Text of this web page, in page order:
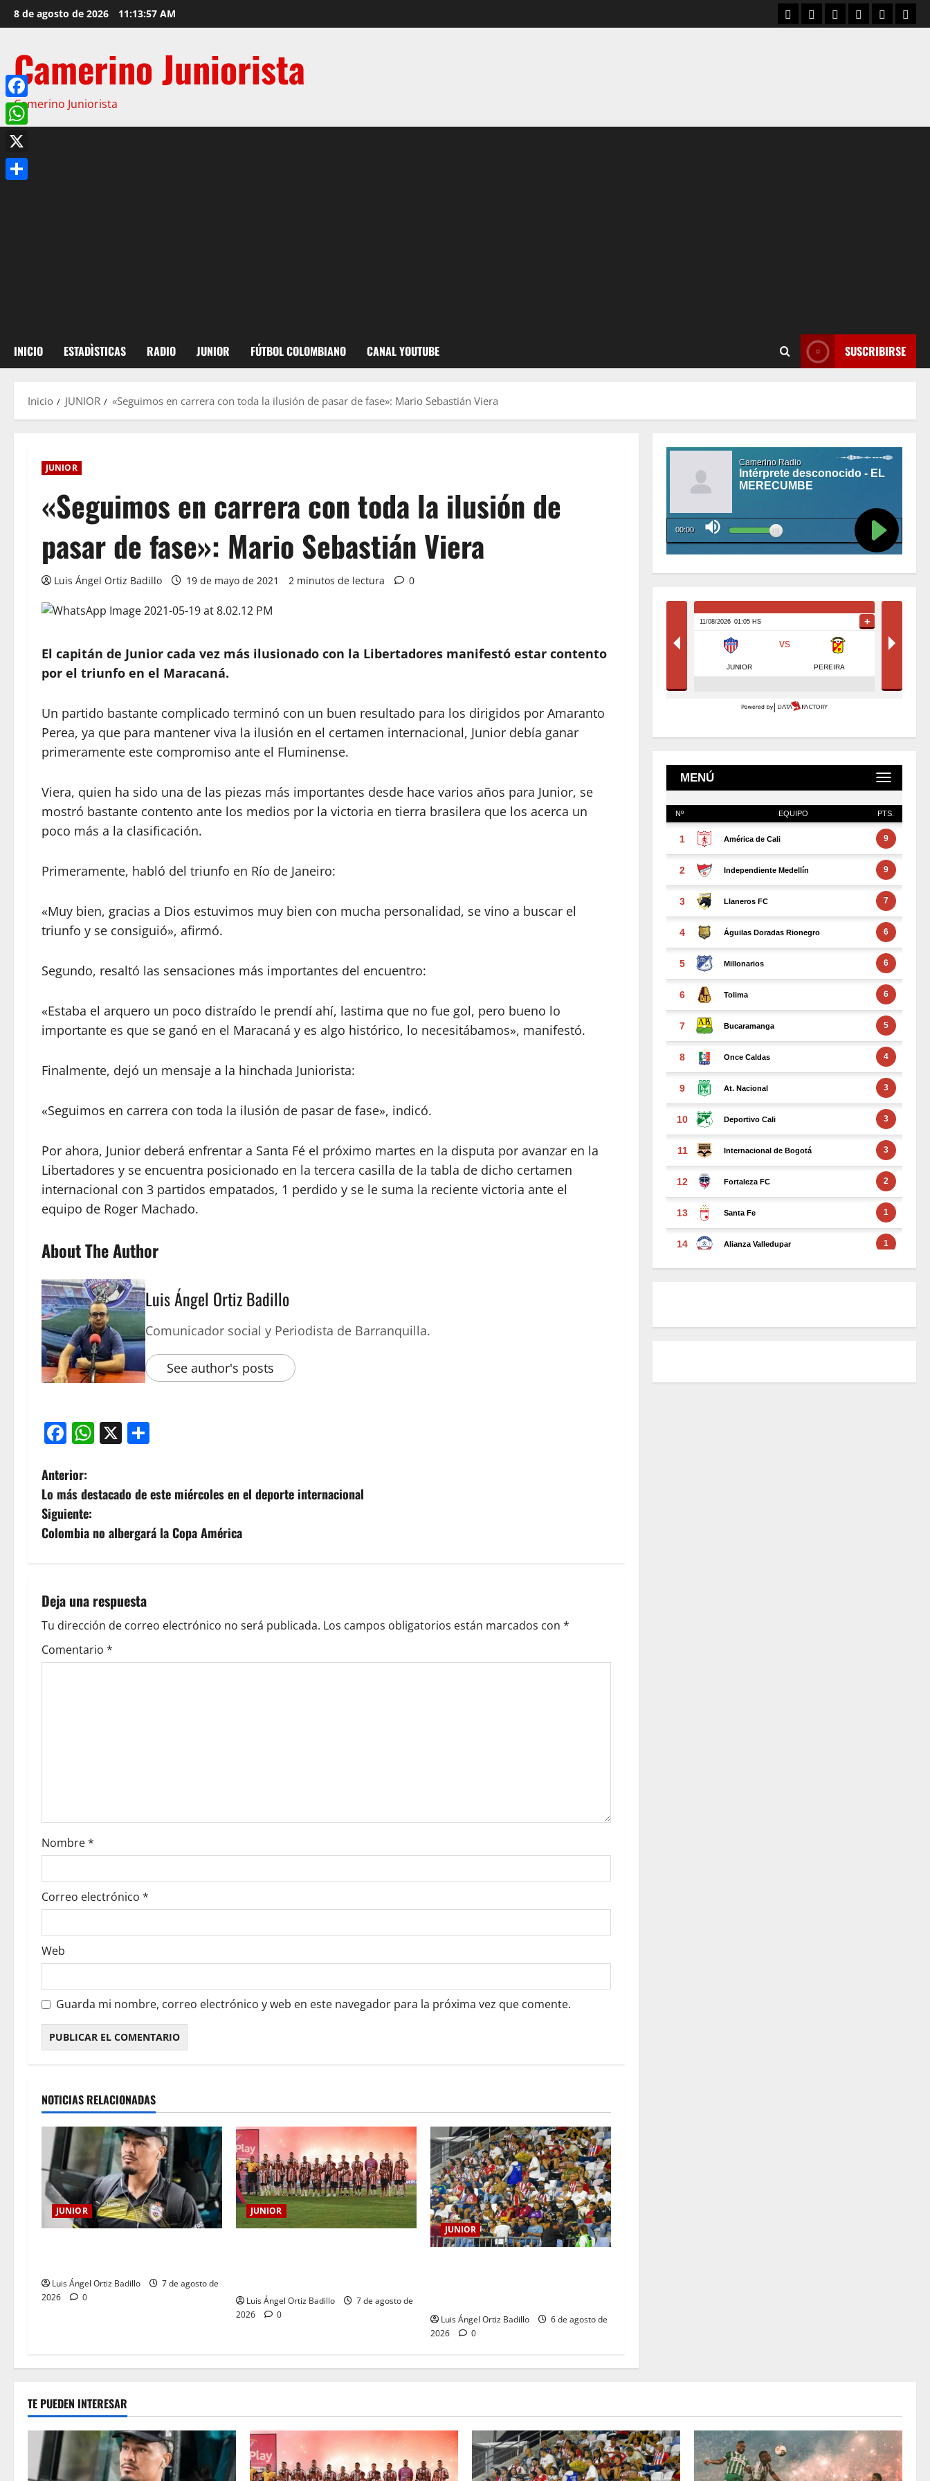
8 de agosto de 2026 11:13:58 AM
Camerino Juniorista
Camerino Juniorista
INICIO ESTADÌSTICAS RADIO JUNIOR FÚTBOL COLOMBIANO CANAL YOUTUBE SUSCRIBIRSE
Inicio JUNIOR «Seguimos en carrera con toda la ilusión de pasar de fase»: Mario Sebastián Viera
JUNIOR
«Seguimos en carrera con toda la ilusión de
pasar de fase»: Mario Sebastián Viera
Luis Ángel Ortiz Badillo 19 de mayo de 2021 2 minutos de lectura 0
El capitán de Junior cada vez más ilusionado con la Libertadores manifestó estar contento
por el triunfo en el Maracaná.
Un partido bastante complicado terminó con un buen resultado para los dirigidos por Amaranto
Perea, ya que para mantener viva la ilusión en el certamen internacional, Junior debía ganar
primeramente este compromiso ante el Fluminense.
Viera, quien ha sido una de las piezas más importantes desde hace varios años para Junior, se
mostró bastante contento ante los medios por la victoria en tierra brasilera que los acerca un
poco más a la clasificación.
Primeramente, habló del triunfo en Río de Janeiro:
«Muy bien, gracias a Dios estuvimos muy bien con mucha personalidad, se vino a buscar el
triunfo y se consiguió», afirmó.
Segundo, resaltó las sensaciones más importantes del encuentro:
«Estaba el arquero un poco distraído le prendí ahí, lastima que no fue gol, pero bueno lo
importante es que se ganó en el Maracaná y es algo histórico, lo necesitábamos», manifestó.
Finalmente, dejó un mensaje a la hinchada Juniorista:
«Seguimos en carrera con toda la ilusión de pasar de fase», indicó.
Por ahora, Junior deberá enfrentar a Santa Fé el próximo martes en la disputa por avanzar en la
Libertadores y se encuentra posicionado en la tercera casilla de la tabla de dicho certamen
internacional con 3 partidos empatados, 1 perdido y se le suma la reciente victoria ante el
equipo de Roger Machado.
About The Author
Luis Ángel Ortiz Badillo
Comunicador social y Periodista de Barranquilla.
See author's posts
Facebook
WhatsApp
X
Anterior:
Lo más destacado de este miércoles en el deporte internacional
Siguiente:
Colombia no albergará la Copa América
Deja una respuesta
Tu dirección de correo electrónico no será publicada. Los campos obligatorios están marcados con *
Comentario *
Nombre*
Correo electrónico *
Web
Guarda mi nombre, correo electrónico y web en este navegador para la próxima vez que comente.
NOTICIAS RELACIONADAS
JUNIOR
Luis Ángel Ortiz Badillo
7 de agosto de
2026
0
JUNIOR
Luis Ángel Ortiz Badillo
7 de agosto de
2026
0
JUNIOR
Luis Ángel Ortiz Badillo
6 de agosto de
2026
0
TE PUEDEN INTERESAR
Facebook
WhatsApp
X